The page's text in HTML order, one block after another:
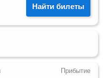
Найти билеты